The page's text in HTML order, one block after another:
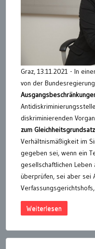
Graz, 13.11.2021 - In
von der
diskriminierenden
zum Gleichheitsgrundsatz
Verhältnismäßigkeit im
gegeben sei, wenn ein
gesellschaftlichen
überprüfen, sei aber sei
Weiterlesen